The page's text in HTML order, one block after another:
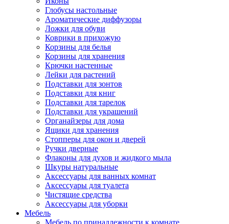
Глобусы настольные
Ароматические диффузоры
Ложки для обуви
Коврики в прихожую
Корзины для белья
Корзины для хранения
Крючки настенные
Лейки для растений
Подставки для зонтов
Подставки для книг
Подставки для тарелок
Подставки для украшений
Органайзеры для дома
Ящики для хранения
Стопперы для окон и дверей
Ручки дверные
Флаконы для духов и жидкого мыла
Шкуры натуральные
Аксессуары для ванных комнат
Аксессуары для туалета
Чистящие средства
Аксессуары для уборки
Мебель
Мебель по принадлежности к комнате